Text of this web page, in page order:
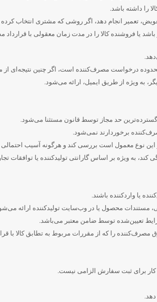
را داشته باشد.
تعمیر انجام دهد، اگر روشی که مشتری انتخاب
باشد یا فروشنده کالا را در مدت زمان معقولی با
به ویژه از طریق ایمیل، ارائه می‌شود.
حد مجاز توسط قانون مستثنا می‌شود.
برخوردارند نمی‌شود.
این نوع معمول است بررسی کند و هرگونه آسیب
به ویژه بر اساس گارانتی تولیدکننده یا توافقات
یا واردکننده باشند.
مستندات محصول یا در وب‌سایت تولیدکننده ارائه
تعیین‌شده توسط ضامن معتبر می‌باشد.
مصرف‌کننده را که از مقررات مربوط به تطابق کالا با
کار برای ثبت سفارش الزامی نیست.